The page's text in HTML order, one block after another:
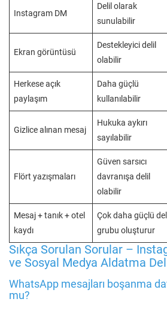
Instagram DM
Delil olarak
sunulabilir
Ekran görüntüsü
Destekleyici delil
olabilir
Herkese açık
paylaşım
Daha güçlü
kullanılabilir
Gizlice alınan mesaj
Hukuka aykırı
sayılabilir
Flört yazışmaları
Güven sarsıcı
davranışa delil
olabilir
Mesaj + tanık + otel
kaydı
Çok daha güçlü
grubu oluşturur
Sıkça Sorulan Sorular –
ve Sosyal Medya Aldatma
WhatsApp mesajları boşanma
mu?